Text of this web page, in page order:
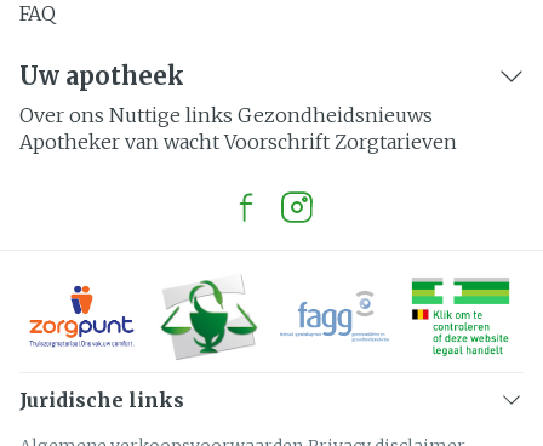
FAQ
Uw apotheek
Over ons Nuttige links Gezondheidsnieuws
Apotheker van wacht Voorschrift Zorgtarieven
Juridische links